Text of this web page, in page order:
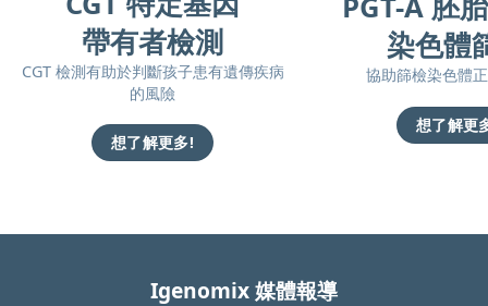
帶有者檢測
CGT 檢測有助於判斷孩子患有遺傳疾病
的風險
想了解更多!
染色體
協助篩檢染色體
想了解更
Igenomix 媒體報導